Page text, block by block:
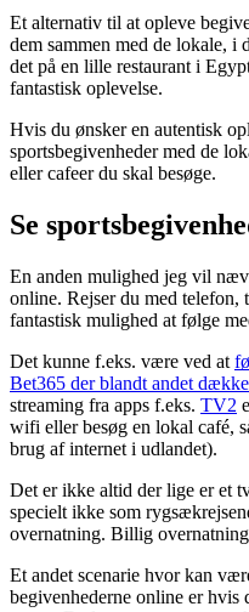
Et alternativ til at opleve
dem sammen med de lokale, i
det på en lille restaurant i
fantastisk oplevelse.
Hvis du ønsker en autentisk
sportsbegivenheder med de
eller cafeer du skal besøge.
Se
En anden mulighed jeg vil
online. Rejser du med
fantastisk mulighed at følge
Det kunne f.eks. være ved at
Bet365 der blandt andet
streaming fra apps f.eks. TV2
wifi eller besøg en lokal café,
brug af internet i udlandet).
Det er ikke altid der lige er et
specielt ikke som
overnatning. Billig
Et andet scenarie hvor kan
begivenhederne online er hvis